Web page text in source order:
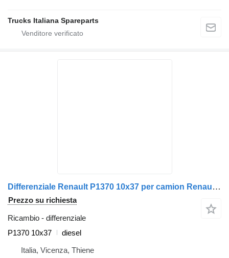
Trucks Italiana Spareparts
Differenziale Renault P1370 10x37 per camion Renault Premium 1996>2005
Prezzo su richiesta
Ricambio - differenziale
P1370 10x37
diesel
Italia, Vicenza, Thiene